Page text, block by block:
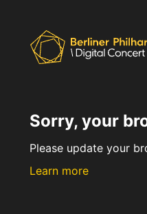
Sorry, your
Please update your
Learn more